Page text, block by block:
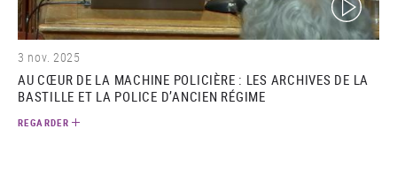
3 nov. 2025
AU CŒUR DE LA MACHINE POLICIÈRE : LES ARCHIVES DE LA
BASTILLE ET LA POLICE D’ANCIEN RÉGIME
REGARDER